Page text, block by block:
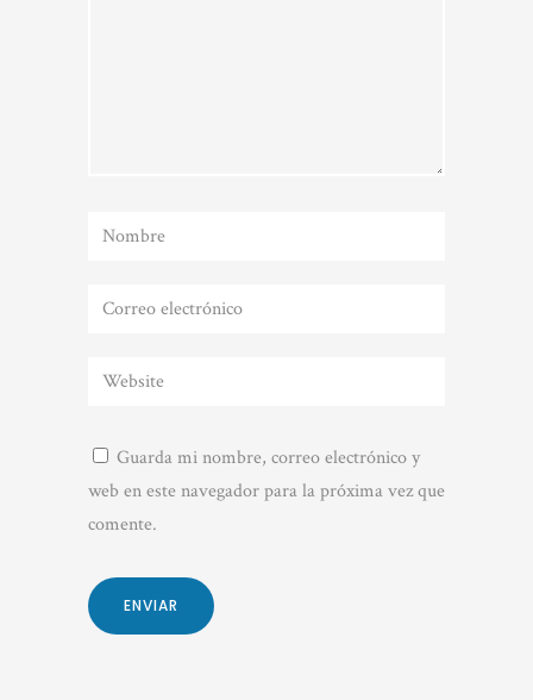
Guarda mi nombre, correo electrónico y
web en este navegador para la próxima vez que
comente.